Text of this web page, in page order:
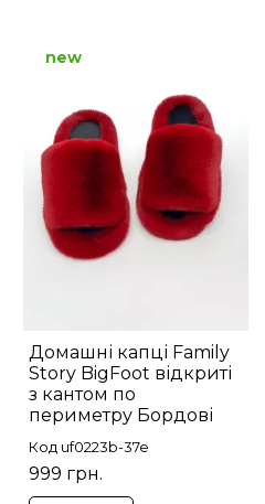
Домашні капці Family
Story BigFoot відкриті
з кантом по
периметру Бордові
Код uf0223b-37e
999 грн.
new